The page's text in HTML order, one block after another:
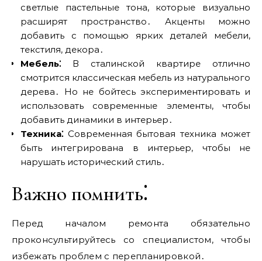
светлые пастельные тона, которые визуально
расширят пространство․ Акценты можно
добавить с помощью ярких деталей мебели,
текстиля, декора․
Мебель⁚В сталинской квартире отлично
смотрится классическая мебель из натурального
дерева․ Но не бойтесь экспериментировать и
использовать современные элементы, чтобы
добавить динамики в интерьер․
Техника⁚Современная бытовая техника может
быть интегрирована в интерьер, чтобы не
нарушать исторический стиль․
Важно помнить⁚
Перед началом ремонта обязательно
проконсультируйтесь со специалистом, чтобы
избежать проблем с перепланировкой․